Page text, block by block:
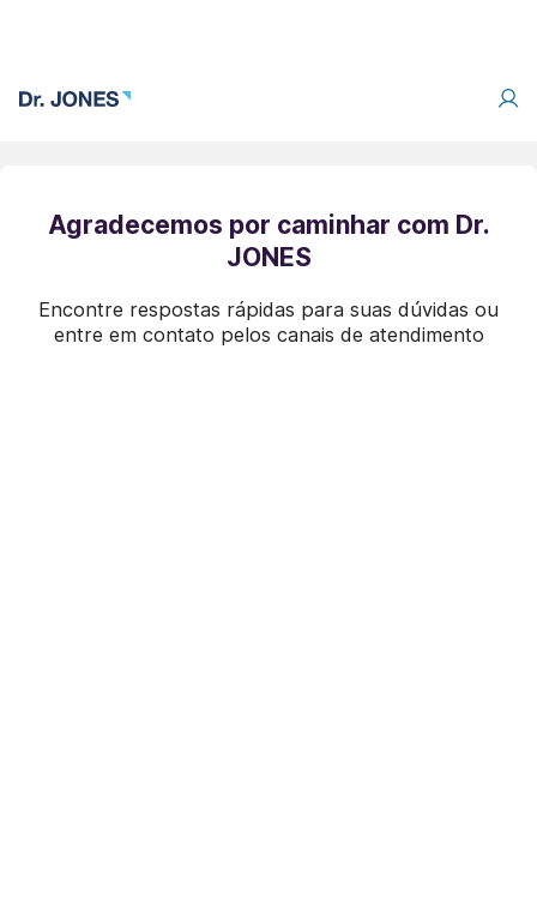
Agradecemos por caminhar com Dr.
JONES
Encontre respostas rápidas para suas dúvidas ou
entre em contato pelos canais de atendimento